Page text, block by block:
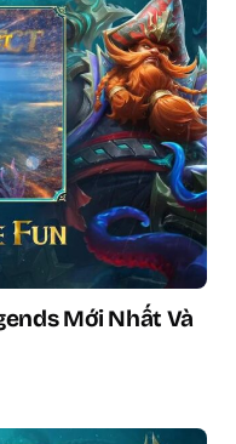
Mới Nhất Và